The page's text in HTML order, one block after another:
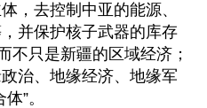
，去控制中亚的能源、
并保护核子武器的库存
不只是新疆的区域经济；
治、地缘经济、地缘军
”。